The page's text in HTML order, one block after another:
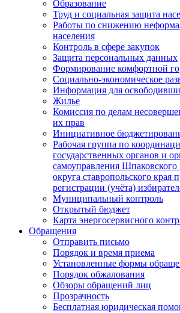
Образование
Труд и социальная защита
Работы по снижению
населения
Контроль в сфере закупок
Защита персональных данных
Формирование комфортной
Социально-экономическое
Информация для
Жилье
Комиссия по делам
их прав
Инициативное
Рабочая группа по
государственных органов и
самоуправления
округа ставропольского края
регистрации (учёта)
Муниципальный контроль
Открытый бюджет
Карта энергосервисного
Обращения
Отправить письмо
Порядок и время приема
Установленные формы
Порядок обжалования
Обзоры обращений лиц
Прозрачность
Бесплатная юридическая